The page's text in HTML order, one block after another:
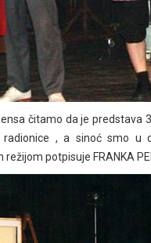
čitamo da je predstava
, a sinoć smo u
potpisuje FRANKA